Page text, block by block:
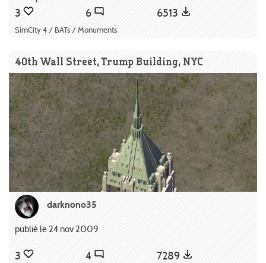
3 6 6513
SimCity 4 / BATs / Monuments
40th Wall Street, Trump Building, NYC
darknono35
publié le 24 nov 2009
3 4 7289